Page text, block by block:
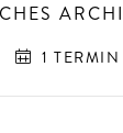
1 TERMIN